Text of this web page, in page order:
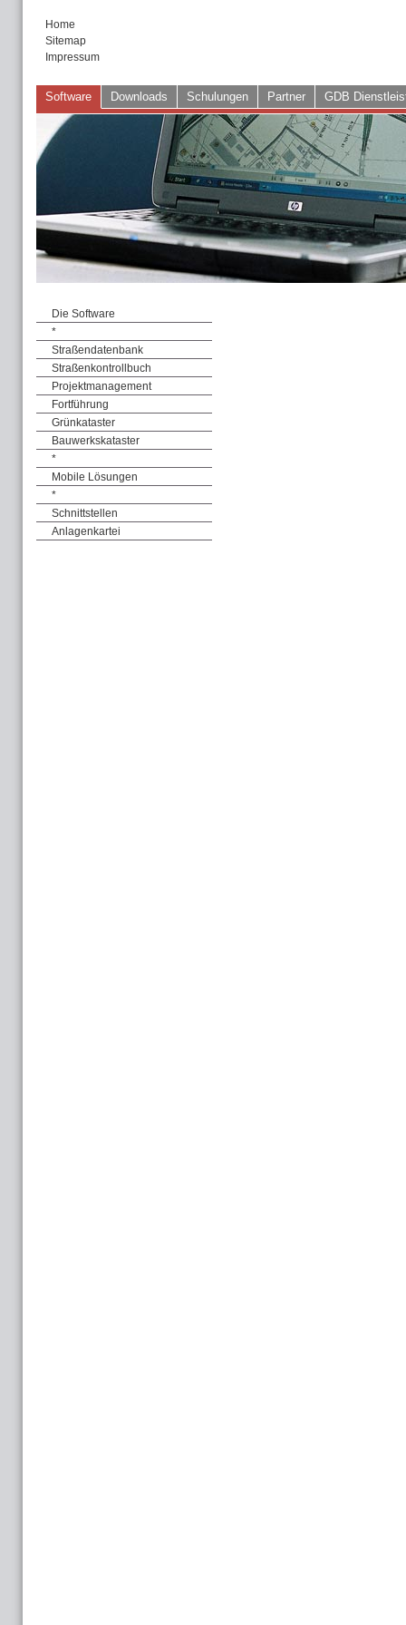
Home
Sitemap
Impressum
Software Downloads Schulungen Partner GDB
Die Software
*
Straßendatenbank
Straßenkontrollbuch
Projektmanagement
Fortführung
Grünkataster
Bauwerkskataster
*
Mobile Lösungen
*
Schnittstellen
Anlagenkartei